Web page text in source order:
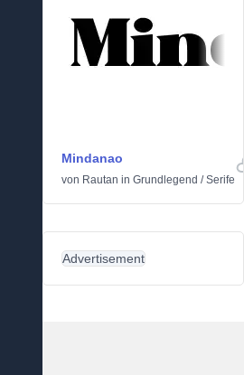
Mindanao
von Rautan in Grundlegend /Serife
Advertisement